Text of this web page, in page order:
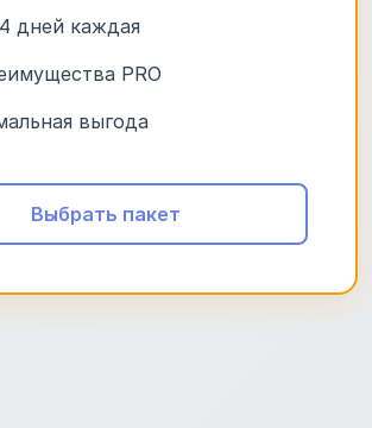
дней каждая
PRO
выгода
Выбрать пакет